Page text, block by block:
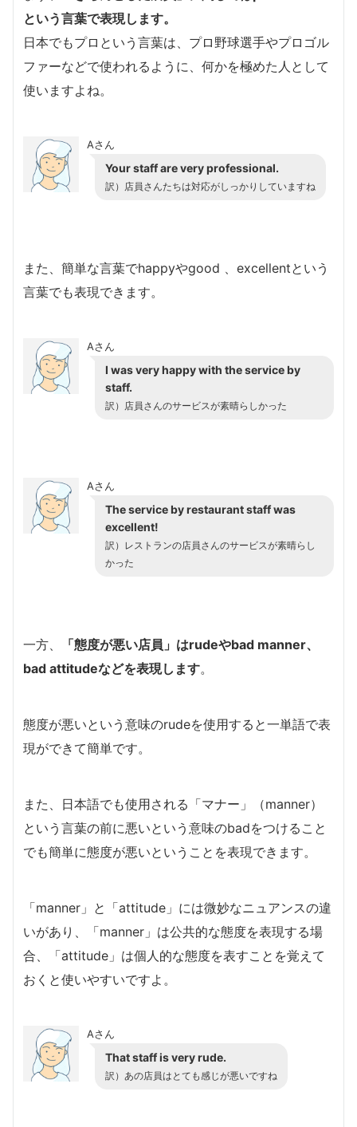
という言葉で表現します。
日本でもプロという言葉は、プロ野球選手やプロゴル
ファーなどで使われるように、何かを極めた人として
使いますよね。
Aさん
Your staff are very professional.
訳）店員さんたちは対応がしっかりしていますね
また、簡単な言葉でhappyやgood 、excellentという
言葉でも表現できます。
Aさん
I was very happy with the service by
staff.
訳）店員さんのサービスが素晴らしかった
Aさん
The service by restaurant staff was
excellent!
訳）レストランの店員さんのサービスが素晴らし
かった
一方、
「態度が悪い店員」はrudeやbad manner、
bad attitudeなどを表現します。
態度が悪いという意味のrudeを使用すると一単語で表
現ができて簡単です。
また、日本語でも使用される「マナー」（manner）
という言葉の前に悪いという意味のbadをつけること
でも簡単に態度が悪いということを表現できます。
「manner」と「attitude」には微妙なニュアンスの違
いがあり、「manner」は公共的な態度を表現する場
合、「attitude」は個人的な態度を表すことを覚えて
おくと使いやすいですよ。
Aさん
That staff is very rude.
訳）あの店員はとても感じが悪いですね